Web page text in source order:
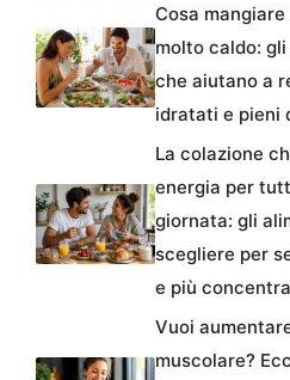
Cosa
molto caldo:
che aiutano a
idratati e pieni
La colazione
energia per
giornata: gli
scegliere per
e più
Vuoi
muscolare?